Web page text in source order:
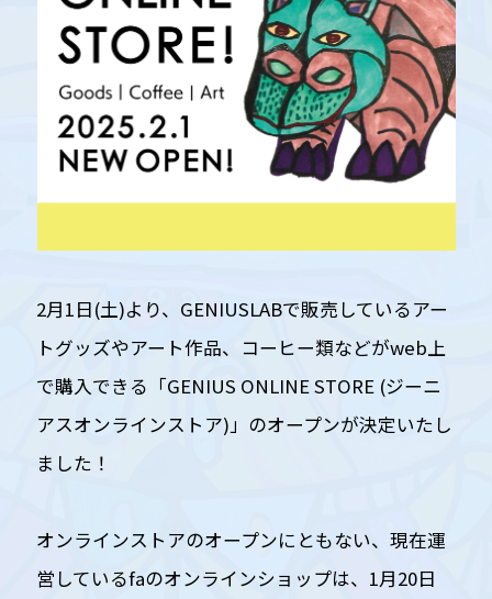
2月1日(土)より、GENIUSLABで販売しているアー
トグッズやアート作品、コーヒー類などがweb上
で購入できる「GENIUS ONLINE STORE (ジーニ
アスオンラインストア)」のオープンが決定いたし
ました！
オンラインストアのオープンにともない、現在運
営しているfaのオンラインショップは、1月20日